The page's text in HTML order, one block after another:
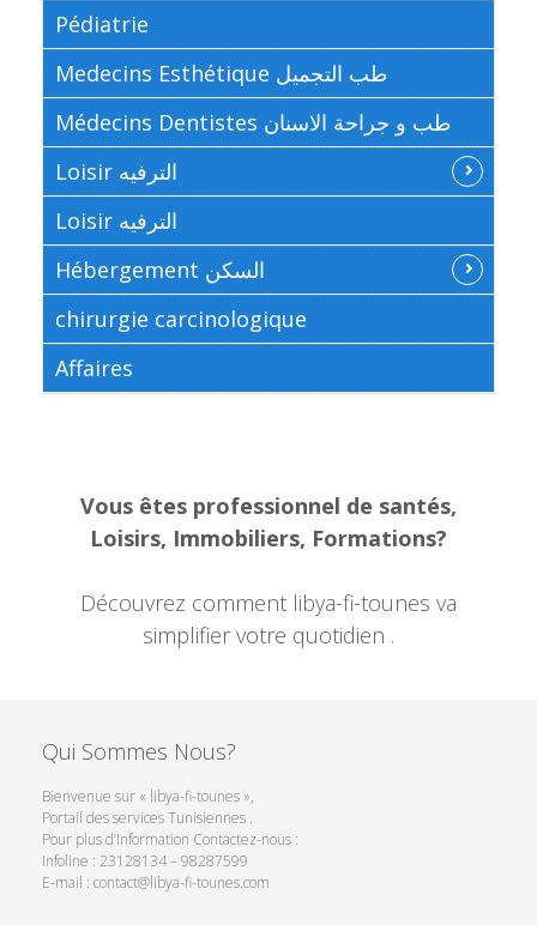
Pédiatrie
Medecins Esthétique طب التجميل
Médecins Dentistes طب و جراحة الاسنان
Loisir الترفيه
Loisir الترفيه
Hébergement السكن
chirurgie carcinologique
Affaires
Vous êtes professionnel de santés,
Loisirs, Immobiliers, Formations?
Découvrez comment libya-fi-tounes va
simplifier votre quotidien .
Qui Sommes Nous?
Bienvenue sur « libya-fi-tounes »,
Portail des services Tunisiennes .
Pour plus d’Information Contactez-nous :
Infoline : 23128134 – 98287599
E-mail : contact@libya-fi-tounes.com